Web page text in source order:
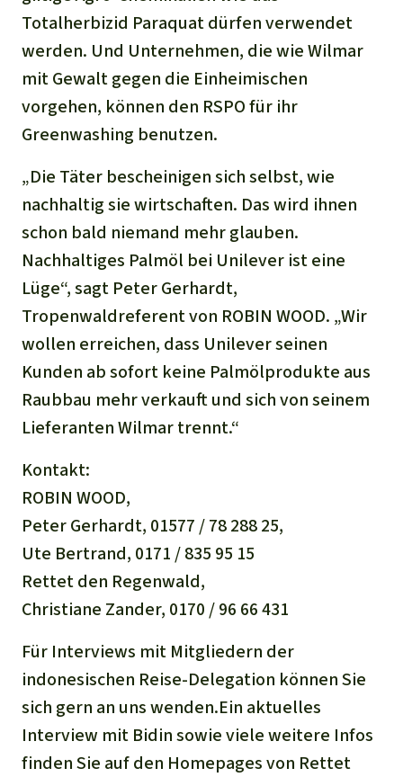
Totalherbizid Paraquat dürfen verwendet
werden. Und Unternehmen, die wie Wilmar
mit Gewalt gegen die Einheimischen
vorgehen, können den RSPO für ihr
Greenwashing benutzen.
„Die Täter bescheinigen sich selbst, wie
nachhaltig sie wirtschaften. Das wird ihnen
schon bald niemand mehr glauben.
Nachhaltiges Palmöl bei Unilever ist eine
Lüge“, sagt Peter Gerhardt,
Tropenwaldreferent von ROBIN WOOD. „Wir
wollen erreichen, dass Unilever seinen
Kunden ab sofort keine Palmölprodukte aus
Raubbau mehr verkauft und sich von seinem
Lieferanten Wilmar trennt.“
Kontakt:
ROBIN WOOD,
Peter Gerhardt, 01577 / 78 288 25,
Ute Bertrand, 0171 / 835 95 15
Rettet den Regenwald,
Christiane Zander, 0170 / 96 66 431
Für Interviews mit Mitgliedern der
indonesischen Reise-Delegation können Sie
sich gern an uns wenden.Ein aktuelles
Interview mit Bidin sowie viele weitere Infos
finden Sie auf den Homepages von Rettet